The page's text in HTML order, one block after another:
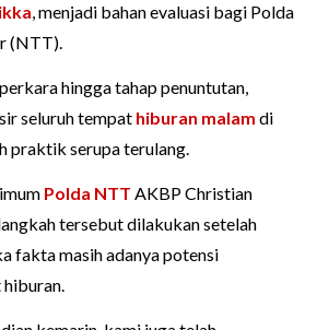
, menjadi bahan evaluasi bagi Polda
(NTT).
hingga tahap penuntutan,
seluruh tempat hiburan malam di
praktik serupa terulang.
Polda NTT AKBP Christian
tersebut dilakukan setelah
fakta masih adanya potensi